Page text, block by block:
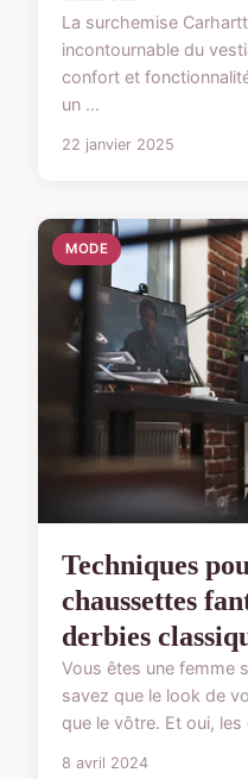
La surchemise
incontournable du
confort et
un ...
22 janvier 2025
MODE
Techniques
chaussettes
derbies
Vous êtes une femme
savez que le look de
que le vôtre. Et oui,
8 avril 2024